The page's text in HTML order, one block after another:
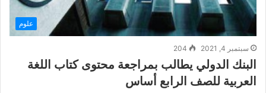
علوم
سبتمبر 4, 2021 204
البنك الدولي يطالب بمراجعة محتوى كتاب اللغة
العربية للصف الرابع أساس